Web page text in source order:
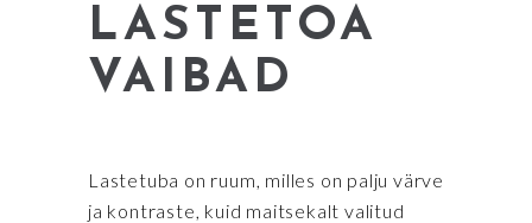
LASTETOA
VAIBAD
Lastetuba on ruum, milles on palju värve
ja kontraste, kuid maitsekalt valitud